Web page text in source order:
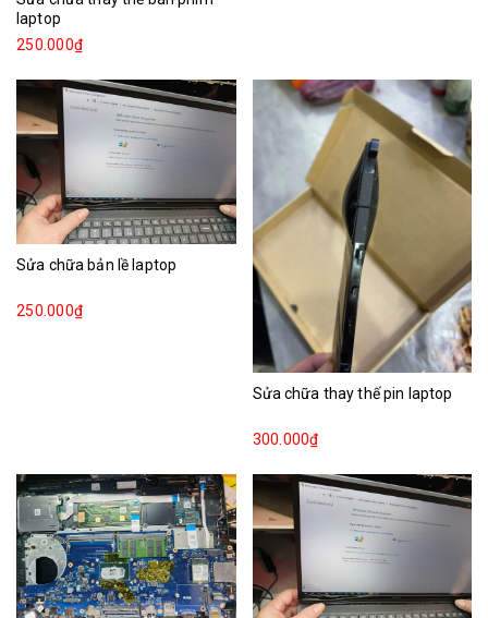
laptop
250.000₫
Sửa chữa bản lề laptop
250.000₫
Sửa chữa thay thế pin laptop
300.000₫